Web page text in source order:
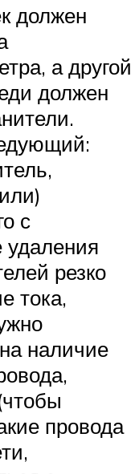
должен
а другой
должен
с
резко
тока,
наличие
провода